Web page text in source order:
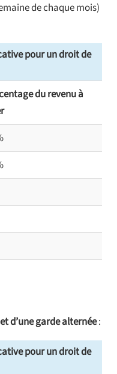
de chaque mois)
pour un droit de
du revenu à
d’une garde alternée:
pour un droit de